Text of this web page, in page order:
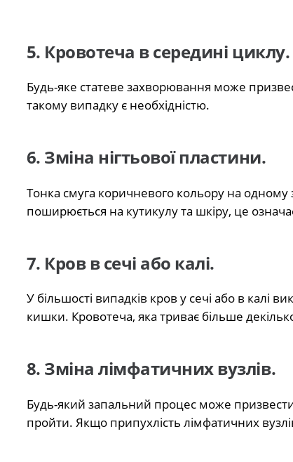
5. Кровотеча в середині циклу.
Будь-яке статеве захворювання може
такому випадку є необхідністю.
6. Зміна нігтьової пластини.
Тонка смуга коричневого кольору на
поширюється на кутикулу та шкіру, це
7. Кров в сечі або калі.
У більшості випадків кров у сечі або в калі
кишки. Кровотеча, яка триває більше
8. Зміна лімфатичних вузлів.
Будь-який запальний процес може
пройти. Якщо припухлість лімфатичних